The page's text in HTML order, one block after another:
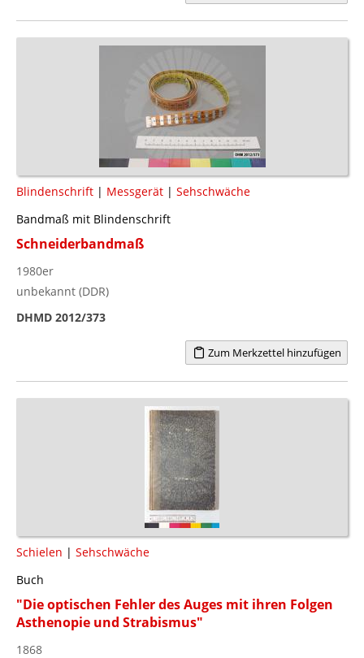
Blindenschrift | Messgerät | Sehschwäche
Bandmaß mit Blindenschrift
Schneiderbandmaß
1980er
unbekannt (DDR)
DHMD 2012/373
Zum Merkzettel hinzufügen
Schielen | Sehschwäche
Buch
"Die optischen Fehler des Auges mit ihren Folgen
Asthenopie und Strabismus"
1868